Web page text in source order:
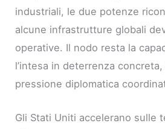
industriali, le due potenze
alcune infrastrutture globali
operative. Il nodo resta la
l’intesa in deterrenza
pressione diplomatica
Gli Stati Uniti accelerano sulle